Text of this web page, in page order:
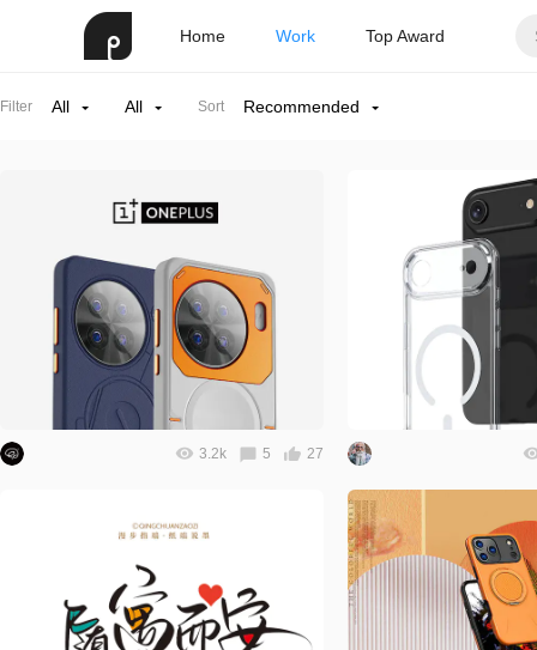
Home Work Top Award
Filter All All Sort Recommended
3.2k 5 27